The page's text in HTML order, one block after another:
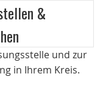
&
und zur
in Ihrem Kreis.